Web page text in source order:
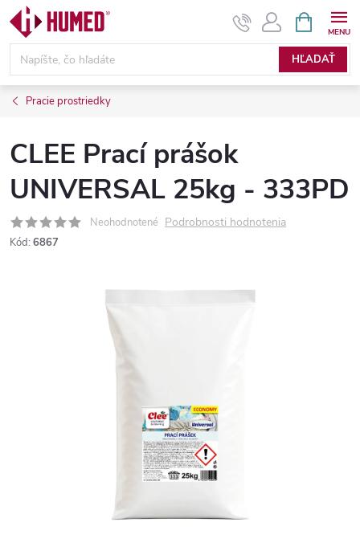
Prejsť
obsah
HĽADAŤ
KOŠÍK
Pracie prostriedky
CLEE Prací prášok
UNIVERSAL 25kg - 333PD
Neohodnotené Podrobnosti hodnotenia
Kód: 6867